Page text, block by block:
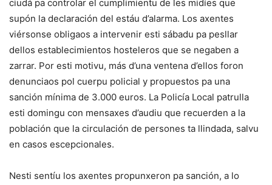
ciudá pa controlar el cumplimientu de les midíes que
supón la declaración del estáu d’alarma. Los axentes
viérsonse obligaos a intervenir esti sábadu pa pesllar
dellos establecimientos hosteleros que se negaben a
zarrar. Por esti motivu, más d’una ventena d’ellos foron
denunciaos pol cuerpu policial y propuestos pa una
sanción mínima de 3.000 euros. La Policía Local patrulla
esti domingu con mensaxes d’audiu que recuerden a la
población que la circulación de persones ta llindada, salvu
en casos escepcionales.
Nesti sentíu los axentes propunxeron pa sanción, a lo